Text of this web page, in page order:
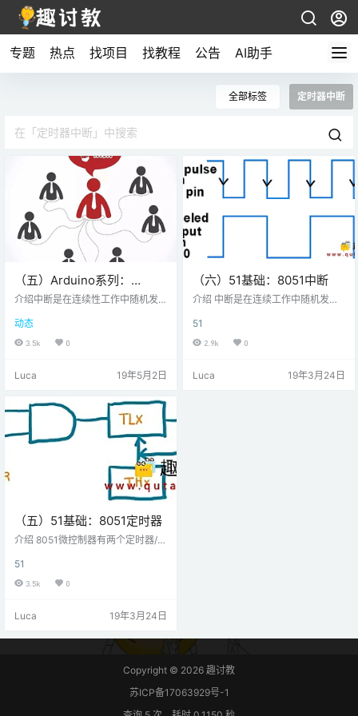
专题 热点 找项目 找教程 公告 AI助手
全部标签 定时器中断
（五）Arduino系列：
NodeMCU GPIO定时器中断
介绍中断是在连续性工作中随机发
时的电话，根据电话优先级，你决
定是接听还是忽视。基于NodeMCU
Kit的D0-D8引脚上可用。通过Ardui
attachInterrupt，detachInterrup
t。除D0 / GPIO16引脚外，可以将
中断连接到任…
动态
3.5k 0
Luca 19年5月2日
（六）51基础：8051中断
介绍 中断是在连续工作中随机发生
话，根据电话优先级，你决定是接
听还是忽视。 微控制器也是如此。8
外部的，一个是串行中断。每个中
51
2.9k 0
Luca 19年3月24日
（五）51基础：8051定时器
介绍 8051微控制器有两个定时器/计
时器/计数器可用于产生时间延迟，
计算外部事件等。 时钟 每个定时器
都需要一个时钟才能工作，8051通
要时钟源。8051微控制器中的内部
器是连接到微控制器的晶体频率的1/
12，也称为机器周期频率。 8051定
时器时钟 8051定时器时钟 例如，假
51
3.5k 0
Luca 19年3月24日
Copyright © 2026 趣讨教
苏ICP备17063929号-1